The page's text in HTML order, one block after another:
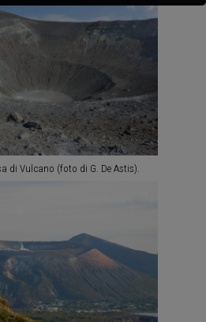
di Vulcano (foto di G. De Astis).